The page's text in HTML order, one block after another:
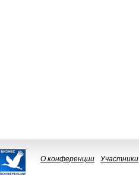
О конференции Участники